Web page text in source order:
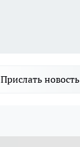
Прислать новость